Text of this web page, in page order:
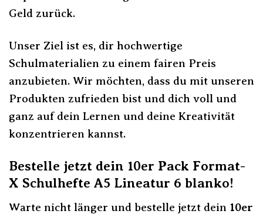
Geld zurück.
Unser Ziel ist es, dir hochwertige
Schulmaterialien zu einem fairen Preis
anzubieten. Wir möchten, dass du mit unseren
Produkten zufrieden bist und dich voll und
ganz auf dein Lernen und deine Kreativität
konzentrieren kannst.
Bestelle jetzt dein 10er Pack Format-
X Schulhefte A5 Lineatur 6 blanko!
Warte nicht länger und bestelle jetzt dein 10er